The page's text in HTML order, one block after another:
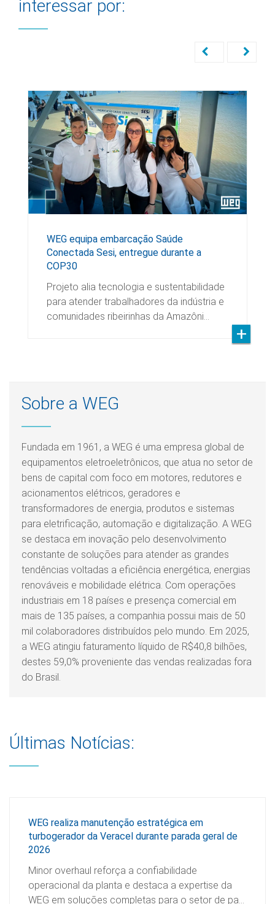
interessar por:
WEG equipa embarcação Saúde
Conectada Sesi, entregue durante a
COP30
Projeto alia tecnologia e sustentabilidade
para atender trabalhadores da indústria e
comunidades ribeirinhas da Amazôni…
Sobre a WEG
Fundada em 1961, a WEG é uma empresa global de
equipamentos eletroeletrônicos, que atua no setor de
bens de capital com foco em motores, redutores e
acionamentos elétricos, geradores e
transformadores de energia, produtos e sistemas
para eletrificação, automação e digitalização. A WEG
se destaca em inovação pelo desenvolvimento
constante de soluções para atender as grandes
tendências voltadas a eficiência energética, energias
renováveis e mobilidade elétrica. Com operações
industriais em 18 países e presença comercial em
mais de 135 países, a companhia possui mais de 50
mil colaboradores distribuídos pelo mundo. Em 2025,
a WEG atingiu faturamento líquido de R$40,8 bilhões,
destes 59,0% proveniente das vendas realizadas fora
do Brasil.
Últimas Notícias:
WEG realiza manutenção estratégica em
turbogerador da Veracel durante parada geral de
2026
Minor overhaul reforça a confiabilidade
operacional da planta e destaca a expertise da
WEG em soluções completas para o setor de pa…